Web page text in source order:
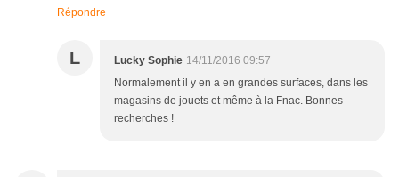
Répondre
L Lucky Sophie 14/11/2016 09:57
Normalement il y en a en grandes surfaces, dans les
magasins de jouets et même à la Fnac. Bonnes
recherches !